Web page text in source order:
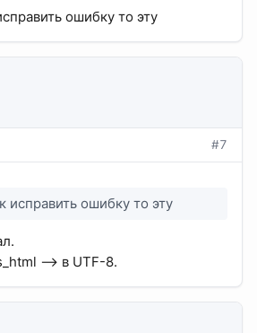
ошибку то эту
#7
исправить ошибку то эту
--> в UTF-8.